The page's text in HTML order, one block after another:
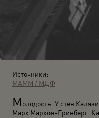
Источники:
МАММ / МДФ
М олодость. У стен
Марк Марков-Гринберг.